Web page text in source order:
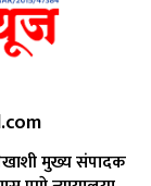
मुख्य संपादक